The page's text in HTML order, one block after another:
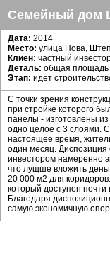
Семейный дом
Дата: 2014
Местo: улица Нова,
Клиен: частный
Деталь: общая площадь
Этап: идет
С точки зрения
при стройке которого
панелы - изготовлены
одно целое с 3 слоями.
настоящее время,
один месяц. Диспозиция
инвестором намеренно
что лущше вложить
20 000 м2 для
который доступен
Благодаря
самую экономичную
Конструкционные